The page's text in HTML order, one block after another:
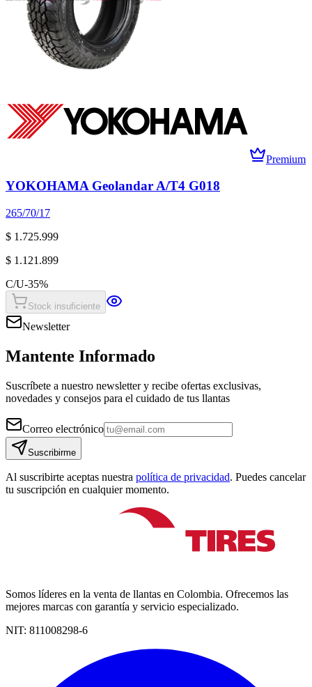
Premium
YOKOHAMA Geolandar A/T4 G018
265/70/17
$ 1.725.999
$ 1.121.899
C/U-35%
Stock insuficiente
Newsletter
Mantente Informado
Suscríbete a nuestro newsletter y recibe ofertas exclusivas,
novedades y consejos para el cuidado de tus llantas
Correo electrónico
Suscribirme
Al suscribirte aceptas nuestra política de privacidad. Puedes cancelar
tu suscripción en cualquier momento.
Somos líderes en la venta de llantas en Colombia. Ofrecemos las
mejores marcas con garantía y servicio especializado.
NIT: 811008298-6